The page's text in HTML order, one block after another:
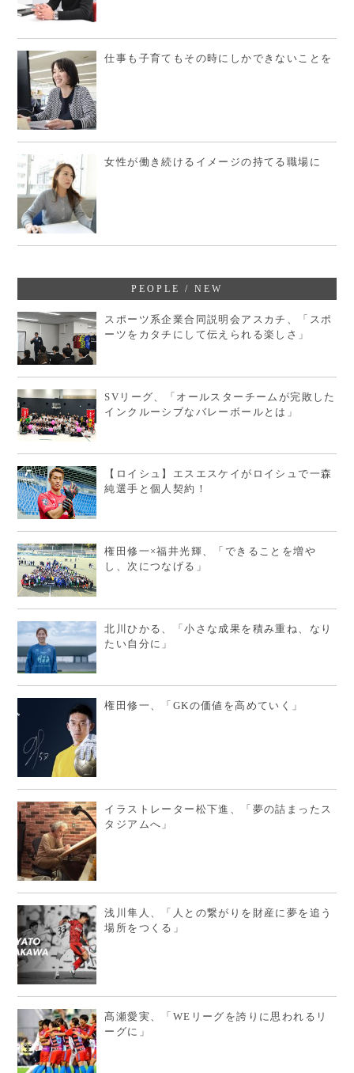
仕事も子育てもその時にしかできないことを
女性が働き続けるイメージの持てる職場に
PEOPLE / NEW
スポーツ系企業合同説明会アスカチ、「スポ
ーツをカタチにして伝えられる楽しさ」
SVリーグ、「オールスターチームが完敗した
インクルーシブなバレーボールとは」
【ロイシュ】エスエスケイがロイシュで一森
純選手と個人契約！
権田修一×福井光輝、「できることを増や
し、次につなげる」
北川ひかる、「小さな成果を積み重ね、なり
たい自分に」
権田修一、「GKの価値を高めていく」
イラストレーター松下進、「夢の詰まったス
タジアムへ」
浅川隼人、「人との繋がりを財産に夢を追う
場所をつくる」
髙瀬愛実、「WEリーグを誇りに思われるリ
ーグに」